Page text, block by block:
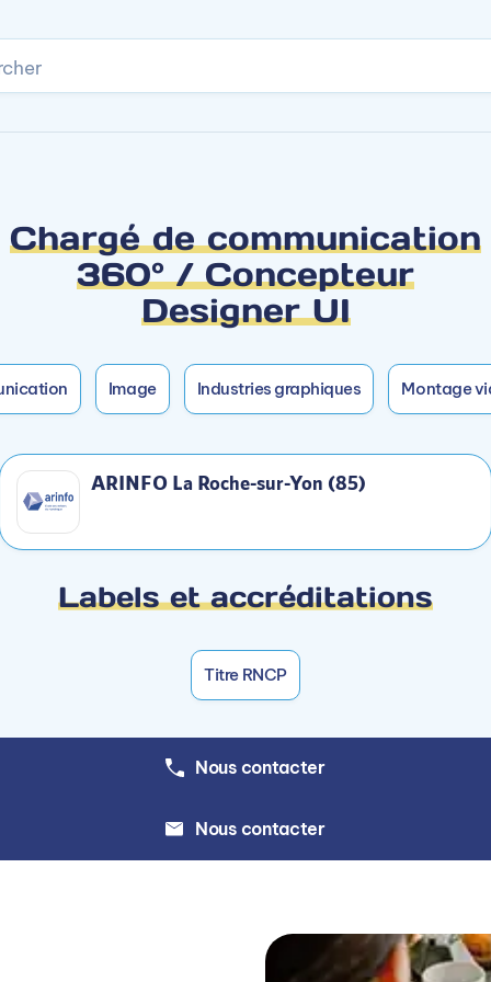
Chargé de communication
360° / Concepteur
Designer UI
Image Industries graphiques Montage
ARINFO La Roche-sur-Yon (85)
Labels et accréditations
Titre RNCP
Nous contacter
Nous contacter
visuels
projet de communication numérique